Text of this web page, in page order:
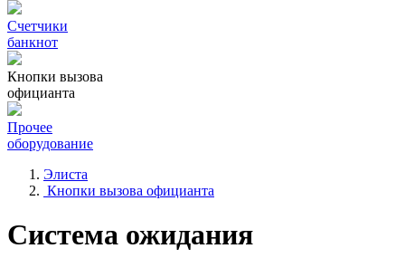
Счетчики
банкнот
Кнопки вызова
официанта
Прочее
оборудование
Элиста
Кнопки вызова официанта
Система ожидания